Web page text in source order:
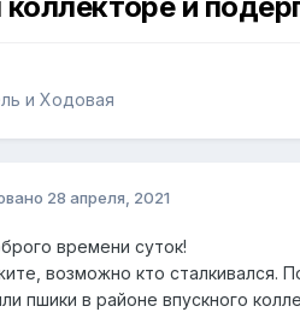
и Ходовая
28 апреля, 2021
времени суток!
возможно кто сталкивался.
пшики в районе впускного